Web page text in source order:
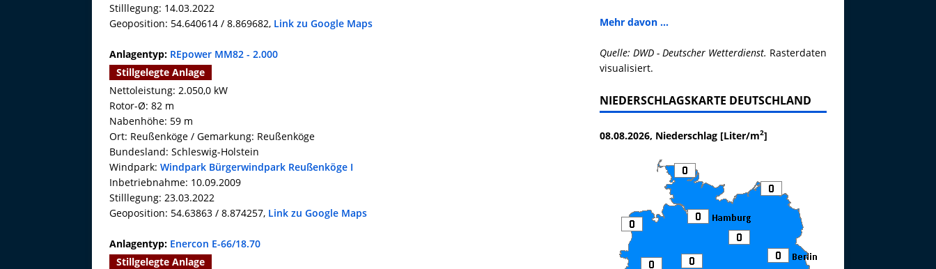
Stilllegung: 14.03.2022
Geoposition: 54.640614 / 8.869682, Link zu Google Maps
Anlagentyp: REpower MM82 - 2.000
Stillgelegte Anlage
Nettoleistung: 2.050,0 kW
Rotor-Ø: 82 m
Nabenhöhe: 59 m
Ort: Reußenköge / Gemarkung: Reußenköge
Bundesland: Schleswig-Holstein
Windpark: Windpark Bürgerwindpark Reußenköge I
Inbetriebnahme: 10.09.2009
Stilllegung: 23.03.2022
Geoposition: 54.63863 / 8.874257, Link zu Google Maps
Anlagentyp: Enercon E-66/18.70
Stillgelegte Anlage
Mehr davon ...
Quelle: DWD - Deutscher Wetterdienst. Rasterdaten
visualisiert.
NIEDERSCHLAGSKARTE DEUTSCHLAND
08.08.2026, Niederschlag [Liter/m2]